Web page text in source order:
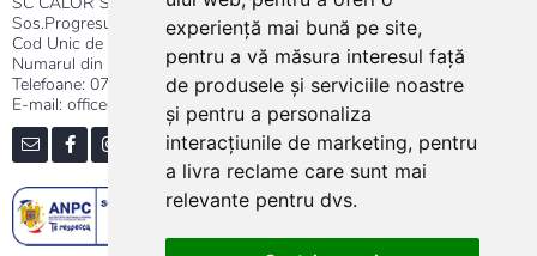
experiență mai bună pe site,
pentru a vă măsura interesul față
de produsele și serviciile noastre
și pentru a personaliza
interacțiunile de marketing, pentru
a livra reclame care sunt mai
relevante pentru dvs.
Sos.Progresului nr.30-40, Sector 5, Bucuresti
Cod Unic de Inregistrare: RO 3004724
Numarul din Registrul Comertului:J40/13176/1991
Telefoane: 0737.23.44.44|021.411.44.44
E-mail: office@calor.ro